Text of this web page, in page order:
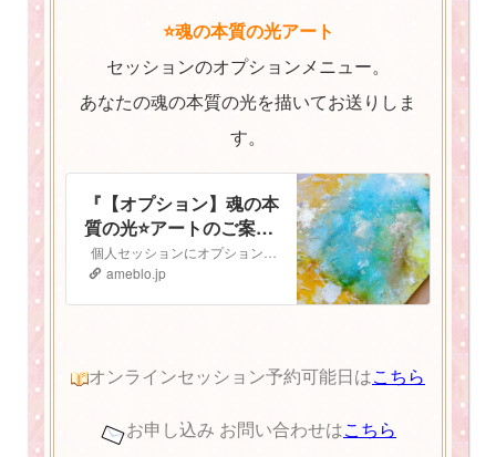
⭐️魂の本質の光アート
セッションのオプションメニュー。
あなたの魂の本質の光を描いてお送りしま
す。
『【オプション】魂の本
質の光⭐️アートのご案
内』
ameblo.jp
オンラインセッション予約可能日はこちら
お申し込み お問い合わせはこちら